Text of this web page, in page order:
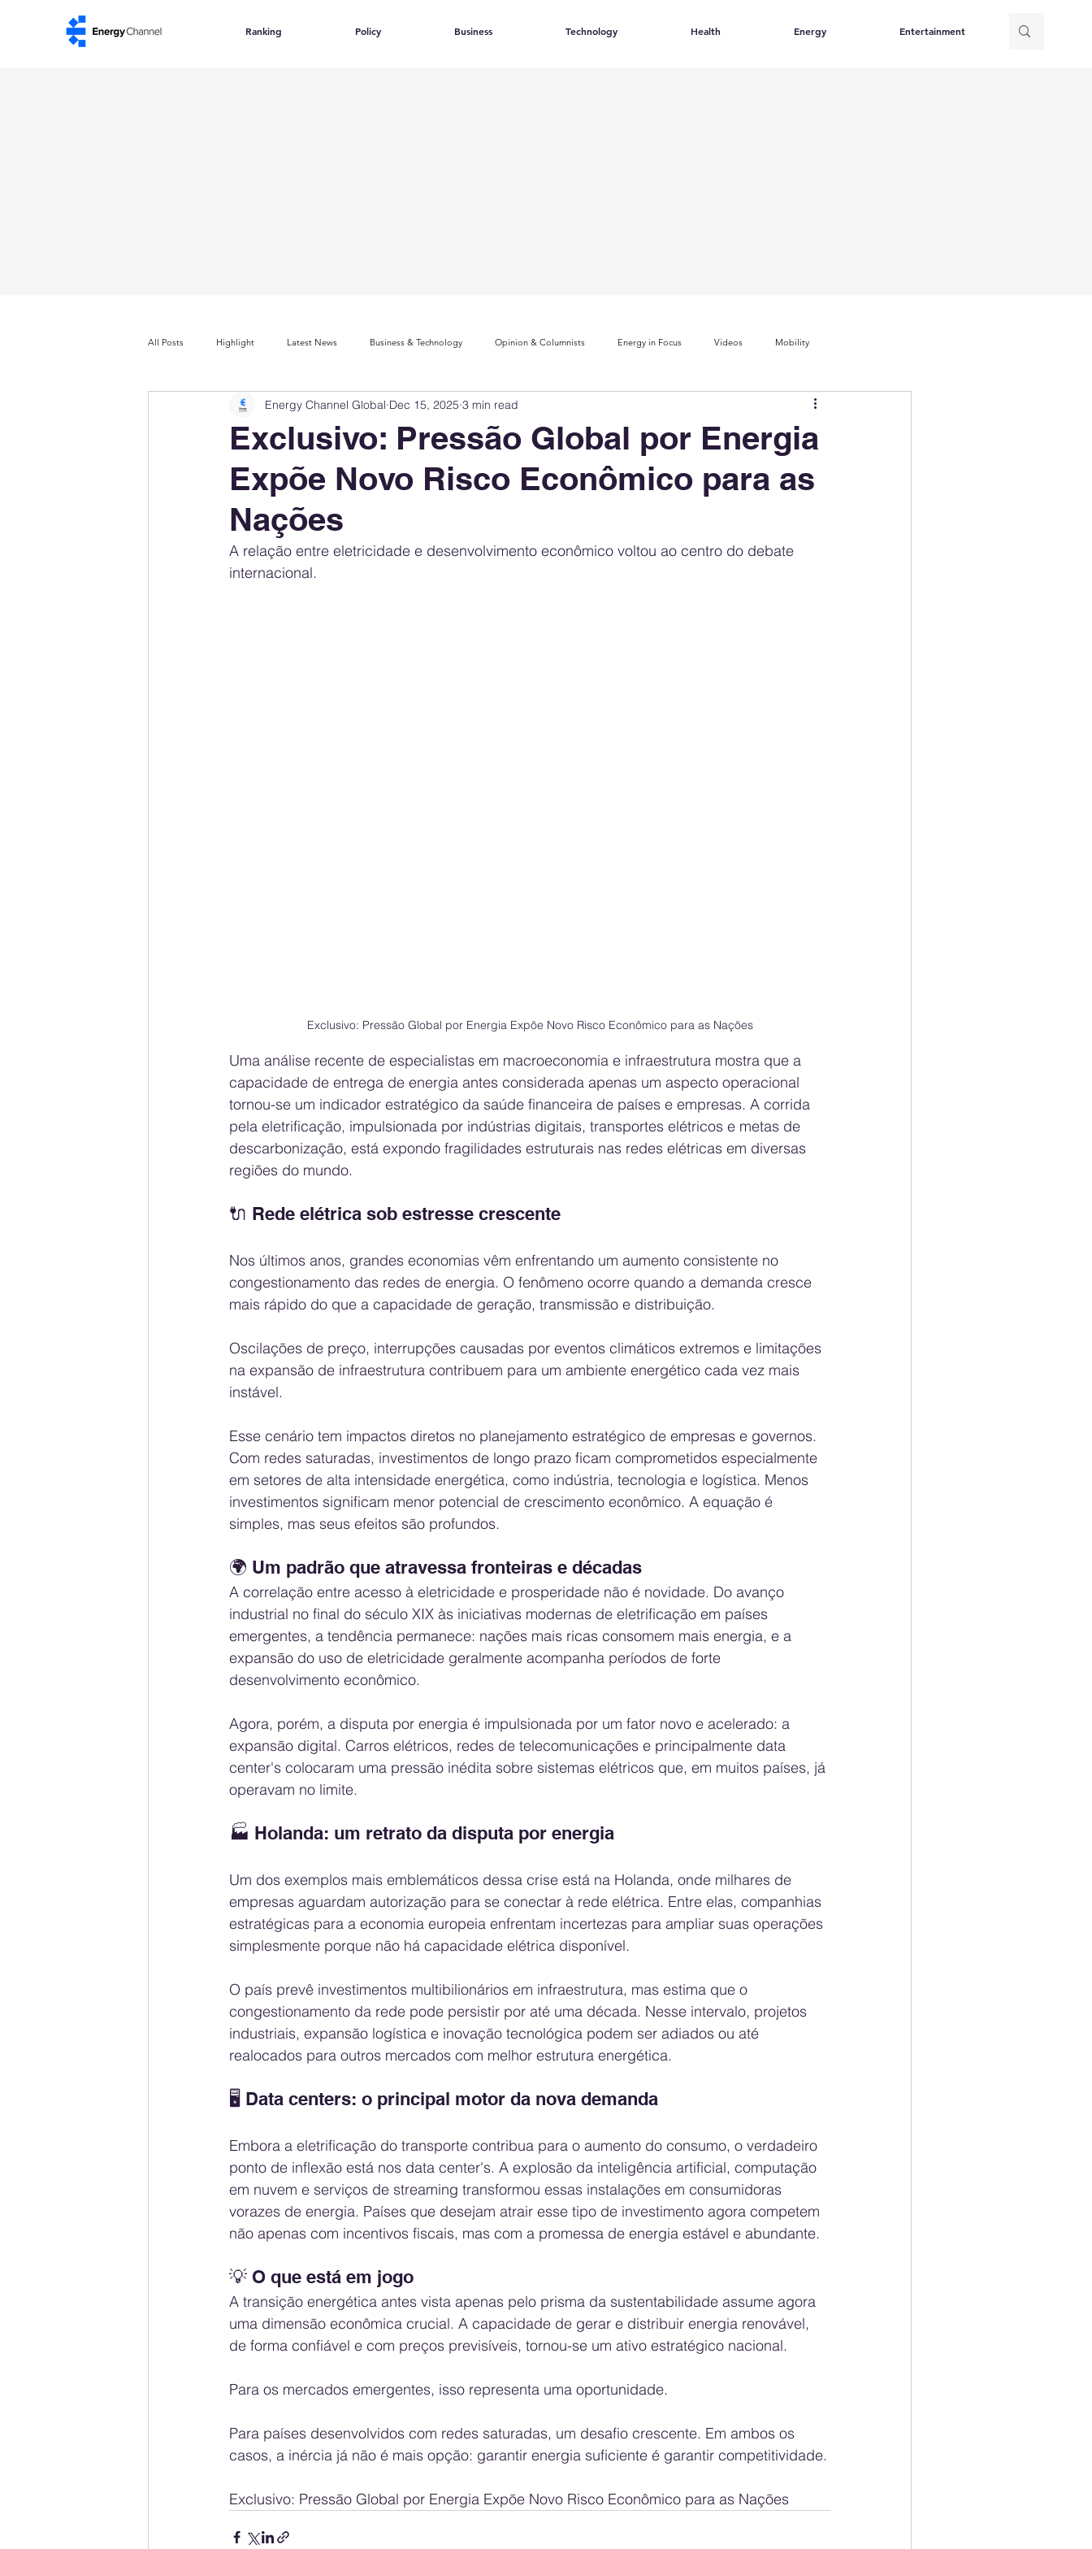
Ranking Policy Business Technology Health Energy Entertainment
All Posts Highlight Latest News Business & Technology Opinion & Columnists Energy in Focus Videos Mobility
Company Rankings Market Leaders Innovation Index Sustainability & ESG Index Electric Mobility Ranking
Energy Storage Ranking United States Policy Public Policy Energy Policy Brand Perception Consumer Choice Climate Policy
Exclusivo: Pressão Global por Energia
Expõe Novo Risco Econômico para as
Nações
Energy Channel Global Dec 15, 2025 3 min read
A relação entre eletricidade e desenvolvimento econômico voltou ao centro do debate
internacional.
Exclusivo: Pressão Global por Energia Expõe Novo Risco Econômico para as Nações
Uma análise recente de especialistas em macroeconomia e infraestrutura mostra que a
capacidade de entrega de energia antes considerada apenas um aspecto operacional
tornou-se um indicador estratégico da saúde financeira de países e empresas. A corrida
pela eletrificação, impulsionada por indústrias digitais, transportes elétricos e metas de
descarbonização, está expondo fragilidades estruturais nas redes elétricas em diversas
regiões do mundo.
🔌 Rede elétrica sob estresse crescente
Nos últimos anos, grandes economias vêm enfrentando um aumento consistente no
congestionamento das redes de energia. O fenômeno ocorre quando a demanda cresce
mais rápido do que a capacidade de geração, transmissão e distribuição.
Oscilações de preço, interrupções causadas por eventos climáticos extremos e limitações
na expansão de infraestrutura contribuem para um ambiente energético cada vez mais
instável.
Esse cenário tem impactos diretos no planejamento estratégico de empresas e governos.
Com redes saturadas, investimentos de longo prazo ficam comprometidos especialmente
em setores de alta intensidade energética, como indústria, tecnologia e logística. Menos
investimentos significam menor potencial de crescimento econômico. A equação é
simples, mas seus efeitos são profundos.
🌍 Um padrão que atravessa fronteiras e décadas
A correlação entre acesso à eletricidade e prosperidade não é novidade. Do avanço
industrial no final do século XIX às iniciativas modernas de eletrificação em países
emergentes, a tendência permanece: nações mais ricas consomem mais energia, e a
expansão do uso de eletricidade geralmente acompanha períodos de forte
desenvolvimento econômico.
Agora, porém, a disputa por energia é impulsionada por um fator novo e acelerado: a
expansão digital. Carros elétricos, redes de telecomunicações e principalmente data
center's colocaram uma pressão inédita sobre sistemas elétricos que, em muitos países, já
operavam no limite.
🏭 Holanda: um retrato da disputa por energia
Um dos exemplos mais emblemáticos dessa crise está na Holanda, onde milhares de
empresas aguardam autorização para se conectar à rede elétrica. Entre elas, companhias
estratégicas para a economia europeia enfrentam incertezas para ampliar suas operações
simplesmente porque não há capacidade elétrica disponível.
O país prevê investimentos multibilionários em infraestrutura, mas estima que o
congestionamento da rede pode persistir por até uma década. Nesse intervalo, projetos
industriais, expansão logística e inovação tecnológica podem ser adiados ou até
realocados para outros mercados com melhor estrutura energética.
🖥️ Data centers: o principal motor da nova demanda
Embora a eletrificação do transporte contribua para o aumento do consumo, o verdadeiro
ponto de inflexão está nos data center's. A explosão da inteligência artificial, computação
em nuvem e serviços de streaming transformou essas instalações em consumidoras
vorazes de energia. Países que desejam atrair esse tipo de investimento agora competem
não apenas com incentivos fiscais, mas com a promessa de energia estável e abundante.
💡 O que está em jogo
A transição energética antes vista apenas pelo prisma da sustentabilidade assume agora
uma dimensão econômica crucial. A capacidade de gerar e distribuir energia renovável,
de forma confiável e com preços previsíveis, tornou-se um ativo estratégico nacional.
Para os mercados emergentes, isso representa uma oportunidade.
Para países desenvolvidos com redes saturadas, um desafio crescente. Em ambos os
casos, a inércia já não é mais opção: garantir energia suficiente é garantir competitividade.
Exclusivo: Pressão Global por Energia Expõe Novo Risco Econômico para as Nações